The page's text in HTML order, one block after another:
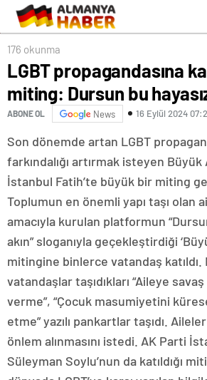
176 okunma
LGBT propagandasına
miting: Dursun bu
ABONE OL News 16 Eylül 2024
Son dönemde artan LGBT
farkındalığı artırmak isteyen
İstanbul Fatih’te büyük bir miting
Toplumun en önemli yapı taşı olan
amacıyla kurulan platformun
akın” sloganıyla geçekleştirdiği
mitingine binlerce vatandaş katıldı.
vatandaşlar taşıdıkları “Aileye
verme”, “Çocuk masumiyetini
etme” yazılı pankartlar taşıdı. Aileler
önlem alınmasını istedi. AK Parti
Süleyman Soylu’nun da katıldığı